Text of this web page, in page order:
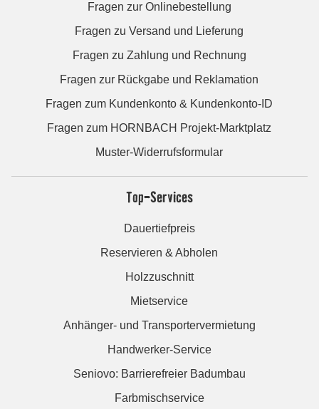
Fragen zur Onlinebestellung
Fragen zu Versand und Lieferung
Fragen zu Zahlung und Rechnung
Fragen zur Rückgabe und Reklamation
Fragen zum Kundenkonto & Kundenkonto-ID
Fragen zum HORNBACH Projekt-Marktplatz
Muster-Widerrufsformular
Top-Services
Dauertiefpreis
Reservieren & Abholen
Holzzuschnitt
Mietservice
Anhänger- und Transportervermietung
Handwerker-Service
Seniovo: Barrierefreier Badumbau
Farbmischservice